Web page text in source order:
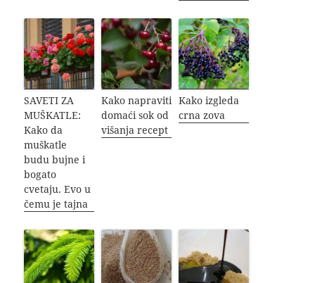
SAVETI ZA
MUŠKATLE:
Kako da
muškatle
budu bujne i
bogato
cvetaju. Evo u
čemu je tajna
Kako napraviti
domaći sok od
višanja recept
Kako izgleda
crna zova